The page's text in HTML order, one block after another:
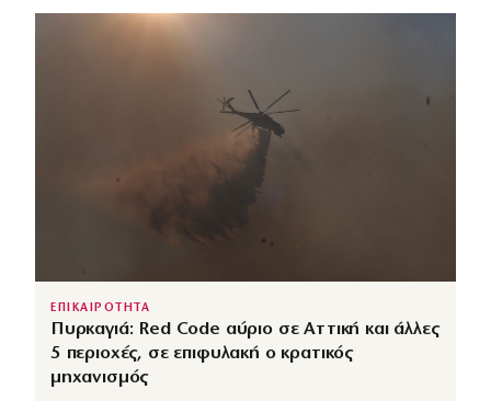
ΕΠΙΚΑΙΡΟΤΗΤΑ
Πυρκαγιά: Red Code αύριο σε Αττική και άλλες
5 περιοχές, σε επιφυλακή ο κρατικός
μηχανισμός